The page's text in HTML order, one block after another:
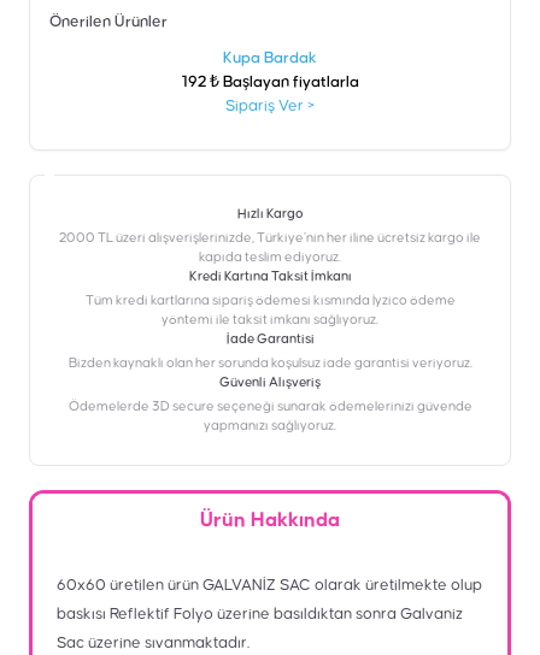
Önerilen Ürünler
Kupa Bardak
192 ₺ Başlayan fiyatlarla
Sipariş Ver >
Hızlı Kargo
2000 TL üzeri alışverişlerinizde, Türkiye’nin her iline ücretsiz kargo ile
kapıda teslim ediyoruz.
Kredi Kartına Taksit İmkanı
‎Tüm kredi kartlarına sipariş ödemesi kısmında İyzico ödeme
yöntemi ile taksit imkanı sağlıyoruz.
İade Garantisi
Bizden kaynaklı olan her sorunda koşulsuz iade garantisi veriyoruz.
Güvenli Alışveriş
Ödemelerde 3D secure seçeneği sunarak ödemelerinizi güvende
yapmanızı sağlıyoruz.
Ürün Hakkında
60x60 üretilen ürün GALVANİZ SAC olarak üretilmekte olup
baskısı Reflektif Folyo üzerine basıldıktan sonra Galvaniz
Sac üzerine sıvanmaktadır.